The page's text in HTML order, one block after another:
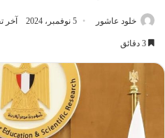
خلود عاشور 5 نوفمبر، 2024 آخر